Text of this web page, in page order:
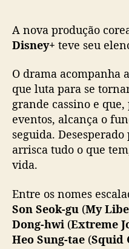
A nova produção
Disney+ teve seu
O drama acompanha
que luta para se
grande cassino e
eventos, alcança o
seguida.
arrisca tudo o que
vida.
Entre os nomes
Son Seok-gu (My
Dong-hwi (Extreme
Heo Sung-tae (Squid